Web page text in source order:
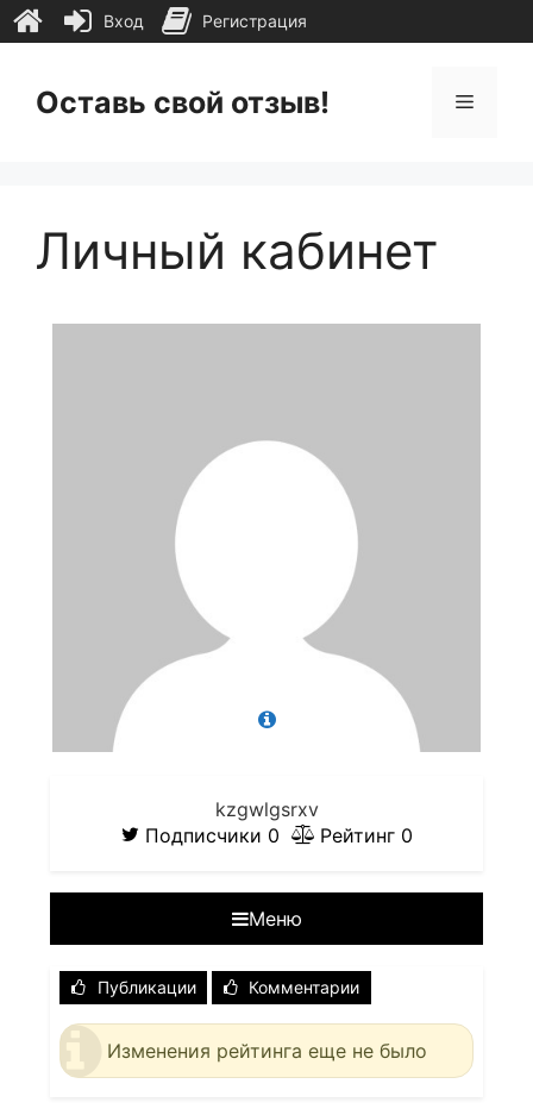
содержимому
Оставь свой отзыв! Меню
Личный кабинет
kzgwlgsrxv
Подписчики 0 Рейтинг 0
Меню
Публикации Комментарии
Изменения рейтинга еще не было
Вход Регистрация